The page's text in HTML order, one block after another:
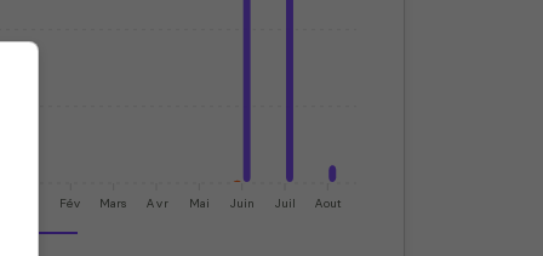
Fév Mars Avr Mai Juin Juil Aout